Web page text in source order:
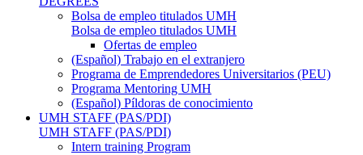
Bolsa de empleo titulados UMH
Bolsa de empleo titulados UMH
Ofertas de empleo
(Español) Trabajo en el extranjero
Programa de Emprendedores Universitarios (PEU)
Programa Mentoring UMH
(Español) Píldoras de conocimiento
UMH STAFF (PAS/PDI)
UMH STAFF (PAS/PDI)
Intern training Program